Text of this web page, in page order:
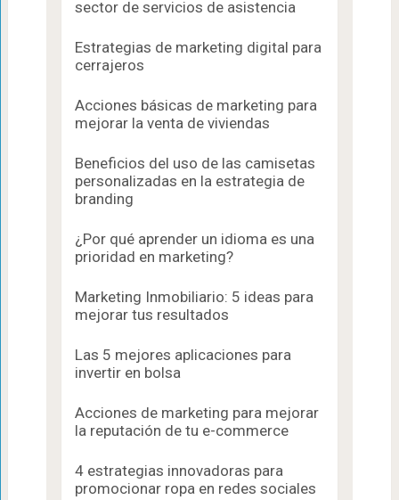
sector de servicios de asistencia
Estrategias de marketing digital para
cerrajeros
Acciones básicas de marketing para
mejorar la venta de viviendas
Beneficios del uso de las camisetas
personalizadas en la estrategia de
branding
¿Por qué aprender un idioma es una
prioridad en marketing?
Marketing Inmobiliario: 5 ideas para
mejorar tus resultados
Las 5 mejores aplicaciones para
invertir en bolsa
Acciones de marketing para mejorar
la reputación de tu e-commerce
4 estrategias innovadoras para
promocionar ropa en redes sociales